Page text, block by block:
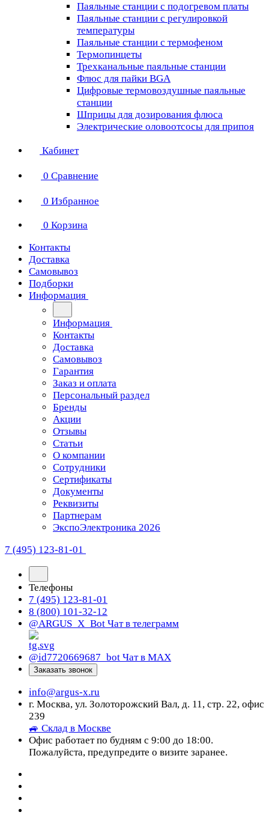
Паяльные станции с подогревом платы
Паяльные станции с регулировкой
температуры
Паяльные станции с термофеном
Термопинцеты
Трехканальные паяльные станции
Флюс для пайки BGA
Цифровые термовоздушные паяльные
станции
Шприцы для дозирования флюса
Электрические оловоотсосы для припоя
Кабинет
0 Сравнение
0 Избранное
0 Корзина
Контакты
Доставка
Самовывоз
Подборки
Информация
Информация
Контакты
Доставка
Самовывоз
Гарантия
Заказ и оплата
Персональный раздел
Бренды
Акции
Отзывы
Статьи
О компании
Сотрудники
Сертификаты
Документы
Реквизиты
Партнерам
ЭкспоЭлектроника 2026
7 (495) 123-81-01
Телефоны
7 (495) 123-81-01
8 (800) 101-32-12
@ARGUS_X_Bot Чат в телеграмм
@id7720669687_bot Чат в МАХ
Заказать звонок
info@argus-x.ru
г. Москва, ул. Золоторожский Вал, д. 11, стр. 22, офис
239
🚙 Склад в Москве
Офис работает по будням с 9:00 до 18:00.
Пожалуйста, предупредите о визите заранее.